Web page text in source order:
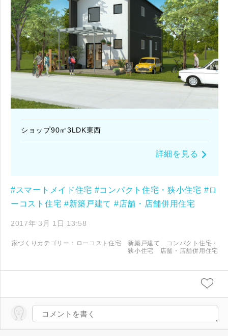
ショップ90㎡3LDK東西
詳細を見る
#スマートメイド住宅 #コンパクト住宅・狭小住宅 #ロ
ーコスト住宅 #新築戸建て #店舗・店舗併用住宅
2017年 3月 1日 13:58
家づくりカテゴリー： ローコスト住宅 新築戸建て
コンパクト住宅・
狭小住宅
店舗・店舗併用住宅